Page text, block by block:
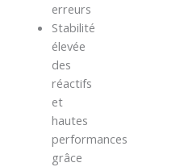
erreurs
Stabilité
élevée
des
réactifs
et
hautes
performances
grâce